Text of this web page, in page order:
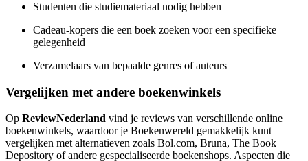
Studenten die studiemateriaal nodig hebben
Cadeau-kopers die een boek zoeken voor een specifieke
gelegenheid
Verzamelaars van bepaalde genres of auteurs
Vergelijken met andere boekenwinkels
Op ReviewNederland vind je reviews van verschillende online
boekenwinkels, waardoor je Boekenwereld gemakkelijk kunt
vergelijken met alternatieven zoals Bol.com, Bruna, The Book
Depository of andere gespecialiseerde boekenshops. Aspecten die